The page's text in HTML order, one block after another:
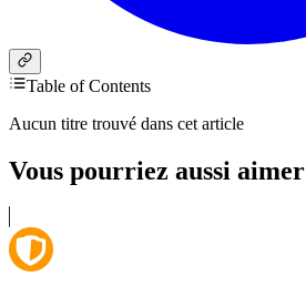
Table of Contents
Aucun titre trouvé dans cet article
Vous pourriez aussi aimer